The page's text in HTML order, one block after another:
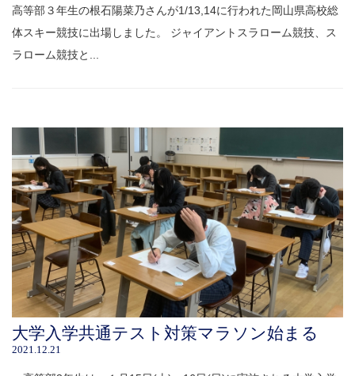
高等部３年生の根石陽菜乃さんが1/13,14に行われた岡山県高校総
体スキー競技に出場しました。 ジャイアントスラローム競技、ス
ラローム競技と...
大学入学共通テスト対策マラソン始まる
2021.12.21